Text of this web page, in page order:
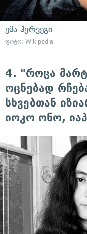
ემა ჰერვეგი
ფოტო: Wikipedia
4. "როცა
ოცნებად
სხვებთან
იოკო ონო,